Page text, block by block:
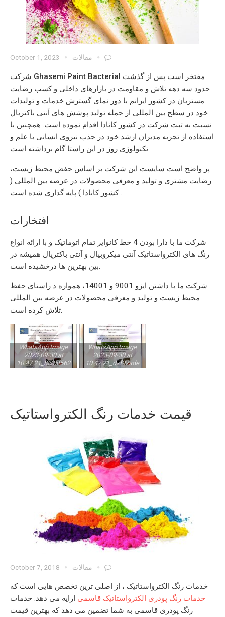
October 1, 2023 مقالات
Ghasemi Paint Bacterial
حدود سه دهه تلاش و مقاومت در بازارهای داخلی و کسب رضایت
مستریان در کشور ایرانم با دور نمای گسترش خدمات و تولیدات
خود در سطح بین المللی از جمله تولید پوشش های آنتی باکتریال
نسبت به ثبت شرکت در کشور کانادا اقدام نموده است. همچنین با
استفاده از تجربه مدیران ارشد خود در جذب نیروی انسانی با علم و
تکنولوژی روز در این راستا گام برداشته است.
پر واضح است سایست این شرکت بر اساس حفض محیط زیست،
رضایت مشتری و تولید و معرفی محصولات در عرصه بین المللی (
کشور کانادا ) پایه گذاری شده است .
افتخارات
شرکت ما با دارا بودن 4 خط کانوایر تمام اتوماتیک و با ارائه انواع
رنگ های الکترواستاتیک آنتی میکروبیال و آنتی باکتریال همیشه در
بین بهترین ها درخشیده است.
شرکت ما با داشتن ایزو 9001 و 14001، همواره د راستای حفظ
محیط زیست و تولید و معرفی محصولات در عرصه ببن المللی
تلاش کرده است.
WhatsApp Image
2023-09-30 at
10.47.21_8c05f562
WhatsApp Image
2023-09-30 at
10.47.21_d7f92ade
قیمت خدمات رنگ الکترواستاتیک
October 7, 2018 مقالات
خدمات رنگ الکترواستاتیک ، از اصلی ترین تخصص هایی است که
خدمات رنگ پودری الکترواستاتیک قاسمی ارایه می دهد. خدمات
رنگ پودری قاسمی به شما تضمین می دهد که بهترین قیمت